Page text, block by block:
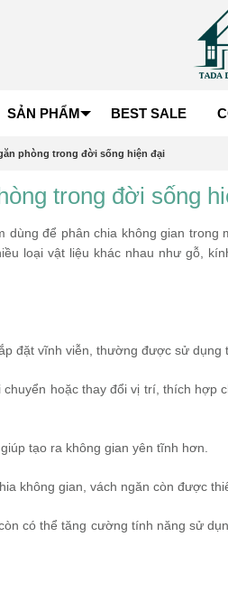
SẢN PHẨM BEST SALE
phòng trong đời sống hiện đại
trong đời sống
dùng để phân chia không gian
loại vật liệu khác nhau như gỗ,
đặt vĩnh viễn, thường được sử dụng
chuyển hoặc thay đổi vị trí, thích hợp
tạo ra không gian yên tĩnh hơn.
không gian, vách ngăn còn được
có thể tăng cường tính năng sử